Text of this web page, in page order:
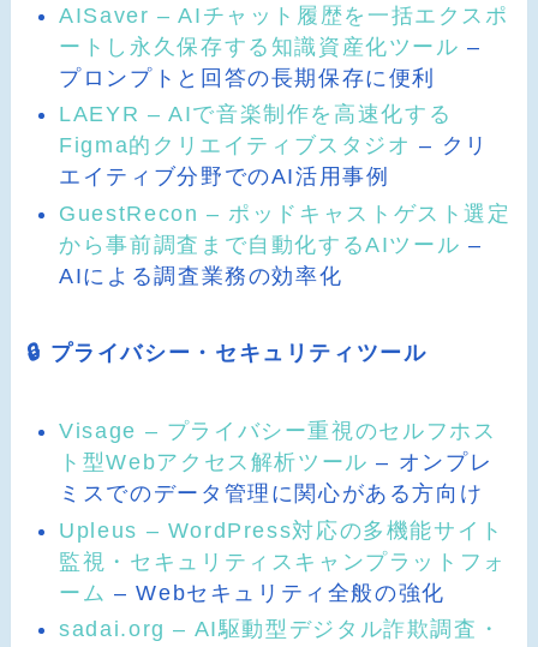
AISaver – AIチャット履歴を一括エクスポ
ートし永久保存する知識資産化ツール –
プロンプトと回答の長期保存に便利
LAEYR – AIで音楽制作を高速化する
Figma的クリエイティブスタジオ – クリ
エイティブ分野でのAI活用事例
GuestRecon – ポッドキャストゲスト選定
から事前調査まで自動化するAIツール –
AIによる調査業務の効率化
🔒 プライバシー・セキュリティツール
Visage – プライバシー重視のセルフホス
ト型Webアクセス解析ツール – オンプレ
ミスでのデータ管理に関心がある方向け
Upleus – WordPress対応の多機能サイト
監視・セキュリティスキャンプラットフォ
ーム – Webセキュリティ全般の強化
sadai.org – AI駆動型デジタル詐欺調査・